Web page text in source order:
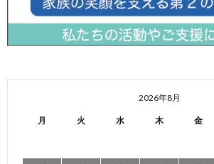
2026年8月
月 火 水 木 金